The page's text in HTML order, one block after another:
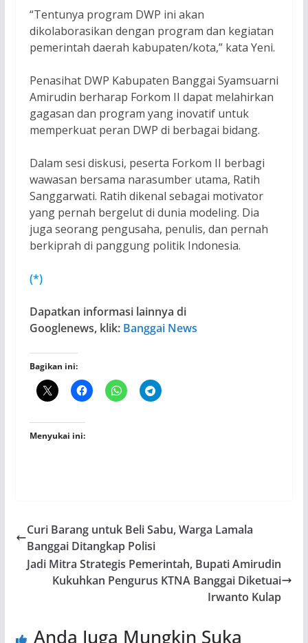
“Tentunya program DWP ini akan
dikolaborasikan dengan program dan kegiatan
pemerintah daerah kabupaten/kota,” kata Yeni.
Penasihat DWP Kabupaten Banggai Syamsuarni
Amirudin berharap Forkom II dapat melahirkan
gagasan dan program yang inovatif untuk
memperkuat peran DWP di berbagai bidang.
Dalam sesi diskusi, peserta Forkom II berbagi
wawasan bersama narasumber utama, Ratih
Sanggarwati. Ratih dikenal sebagai motivator
yang pernah bergelut di dunia modeling. Dia
juga seorang pengusaha, penulis, dan pernah
berkiprah di panggung politik Indonesia.
(*)
Dapatkan informasi lainnya di
Googlenews, klik: Banggai News
Bagikan ini:
Menyukai ini:
Curi Barang untuk Beli Sabu, Warga Lamala
Banggai Ditangkap Polisi
Jadi Mitra Strategis Pemerintah, Bupati Amirudin
Kukuhkan Pengurus KTNA Banggai Diketuai
Irwanto Kulap
Anda Juga Mungkin Suka